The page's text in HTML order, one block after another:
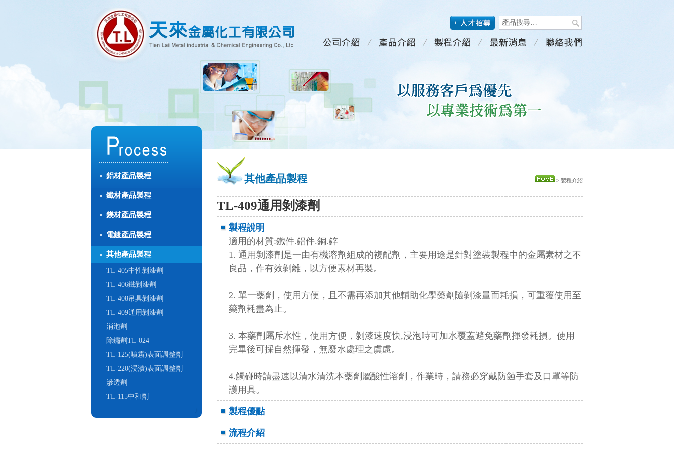
鋁材產品製程
鐵材產品製程
鎂材產品製程
電鍍產品製程
其他產品製程
TL-405中性剝漆劑
TL-406鐵剝漆劑
TL-408吊具剝漆劑
TL-409通用剝漆劑
消泡劑
除鏽劑TL-024
TL-125(噴霧)表面調整劑
TL-220(浸漬)表面調整劑
滲透劑
TL-115中和劑
其他產品製程 > 製程介紹
TL-409通用剝漆劑
製程說明
適用的材質:鐵件.鋁件.銅.鋅
1. 通用剝漆劑是一由有機溶劑組成的複配劑，主要用途是針對塗裝製程中的金屬素材之不
良品，作有效剝離，以方便素材再製。
2. 單一藥劑，使用方便，且不需再添加其他輔助化學藥劑隨剝漆量而耗損，可重覆使用至
藥劑耗盡為止。
3. 本藥劑屬斥水性，使用方便，剝漆速度快,浸泡時可加水覆蓋避免藥劑揮發耗損。使用
完畢後可採自然揮發，無廢水處理之虞慮。
4.觸碰時請盡速以清水清洗本藥劑屬酸性溶劑，作業時，請務必穿戴防蝕手套及口罩等防
護用具。
製程優點
流程介紹